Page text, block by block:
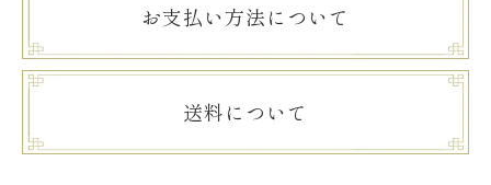
お支払い方法について
送料について